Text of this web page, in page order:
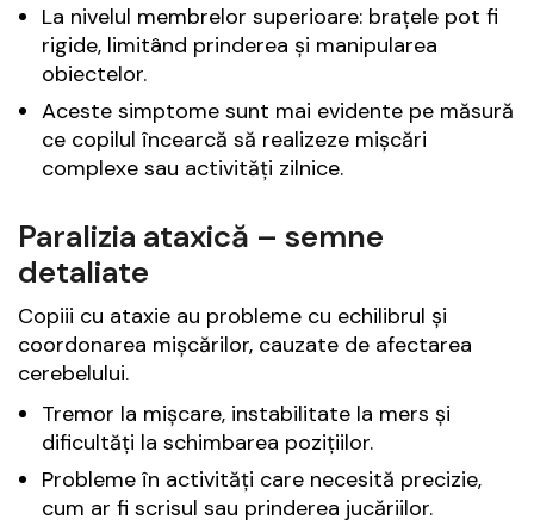
La nivelul membrelor superioare: brațele pot fi
rigide, limitând prinderea și manipularea
obiectelor.
Aceste simptome sunt mai evidente pe măsură
ce copilul încearcă să realizeze mișcări
complexe sau activități zilnice.
Paralizia ataxică – semne
detaliate
Copiii cu ataxie au probleme cu echilibrul și
coordonarea mișcărilor, cauzate de afectarea
cerebelului.
Tremor la mișcare, instabilitate la mers și
dificultăți la schimbarea pozițiilor.
Probleme în activități care necesită precizie,
cum ar fi scrisul sau prinderea jucăriilor.